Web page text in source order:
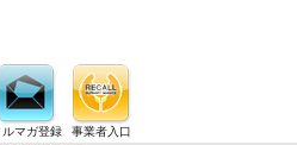
ルマガ登録 事業者入口